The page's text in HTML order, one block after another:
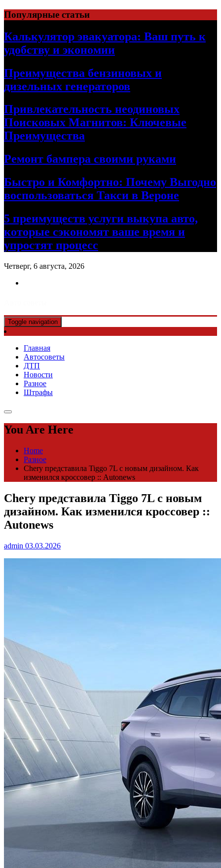
Skip
to
content
Популярные статьи
Калькулятор эвакуатора: Ваш путь к
удобству и экономии
Преимущества бензиновых и
дизельных генераторов
Привлекательность неодиновых
Поисковых Магнитов: Ключевые
Преимущества
Ремонт бампера своими руками
Быстро и Комфортно: Почему Выгодно
воспользоваться Такси в Вероне
5 преимуществ услуги выкупа авто,
которые сэкономят ваше время и
упростят процесс
Четверг, 6 августа, 2026
Toggle navigation
Главная
Автосоветы
ДТП
Новости
Разное
Штрафы
You Are Here
Home
Разное
Chery представила Tiggo 7L с новым дизайном. Как
изменился кроссовер :: Autonews
Chery представила Tiggo 7L с новым
дизайном. Как изменился кроссовер ::
Autonews
admin 03.03.2026